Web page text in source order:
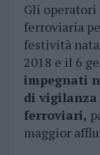
Gli
ferroviaria
festività
2018 e il 6
impegnati
di
ferroviari,
maggior